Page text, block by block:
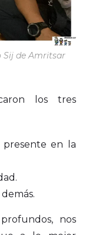
Sij de Amritsar
los tres
presente en la
nos